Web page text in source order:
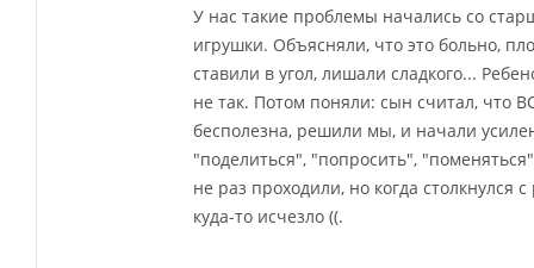
У нас такие проблемы начались со
игрушки. Объясняли, что это больно,
ставили в угол, лишали сладкого...
не так. Потом поняли: сын считал, что
бесполезна, решили мы, и начали
"поделиться", "попросить",
не раз проходили, но когда столкнулся
куда-то исчезло ((.